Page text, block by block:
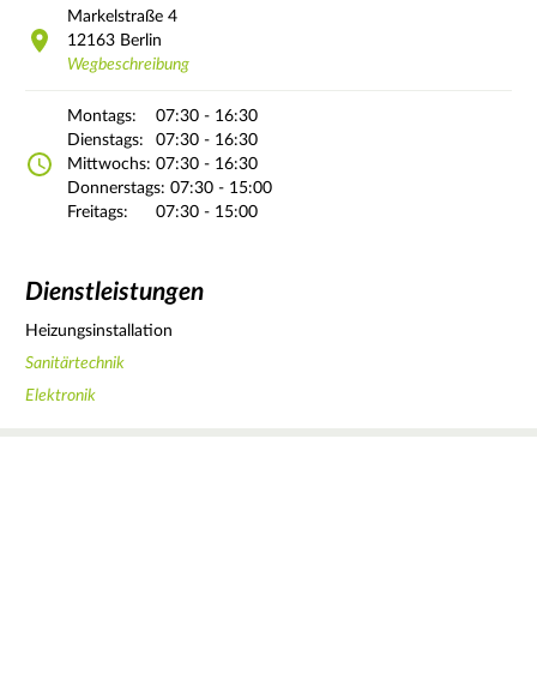
Markelstraße 4
12163 Berlin
Wegbeschreibung
Montags:
07:30 - 16:30
Dienstags:
07:30 - 16:30
Mittwochs: 07:30 - 16:30
Donnerstags: 07:30 - 15:00
Freitags:
07:30 - 15:00
Dienstleistungen
Heizungsinstallation
Sanitärtechnik
Elektronik